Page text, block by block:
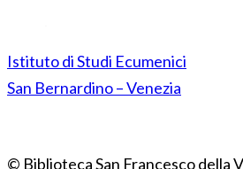
Istituto di Studi Ecumenici
San Bernardino – Venezia
© Biblioteca San Francesco della